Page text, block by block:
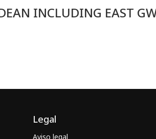
INCLUDING EAST
Legal
Aviso legal